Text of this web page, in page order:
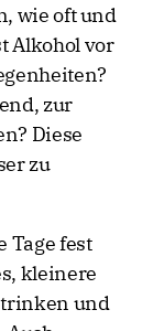
wie oft und
Alkohol vor
zur
Diese
zu
Tage fest
kleinere
trinken und